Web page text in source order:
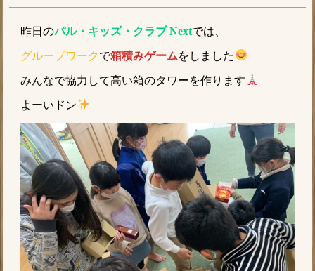
昨日のパル・キッズ・クラブ Nextでは、
グループワークで箱積みゲームをしました
みんなで協力して高い箱のタワーを作ります
よーいドン